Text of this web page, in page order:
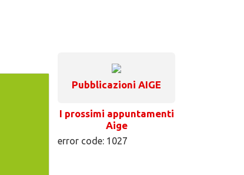
Pubblicazioni AIGE
I prossimi appuntamenti
Aige
error code: 1027